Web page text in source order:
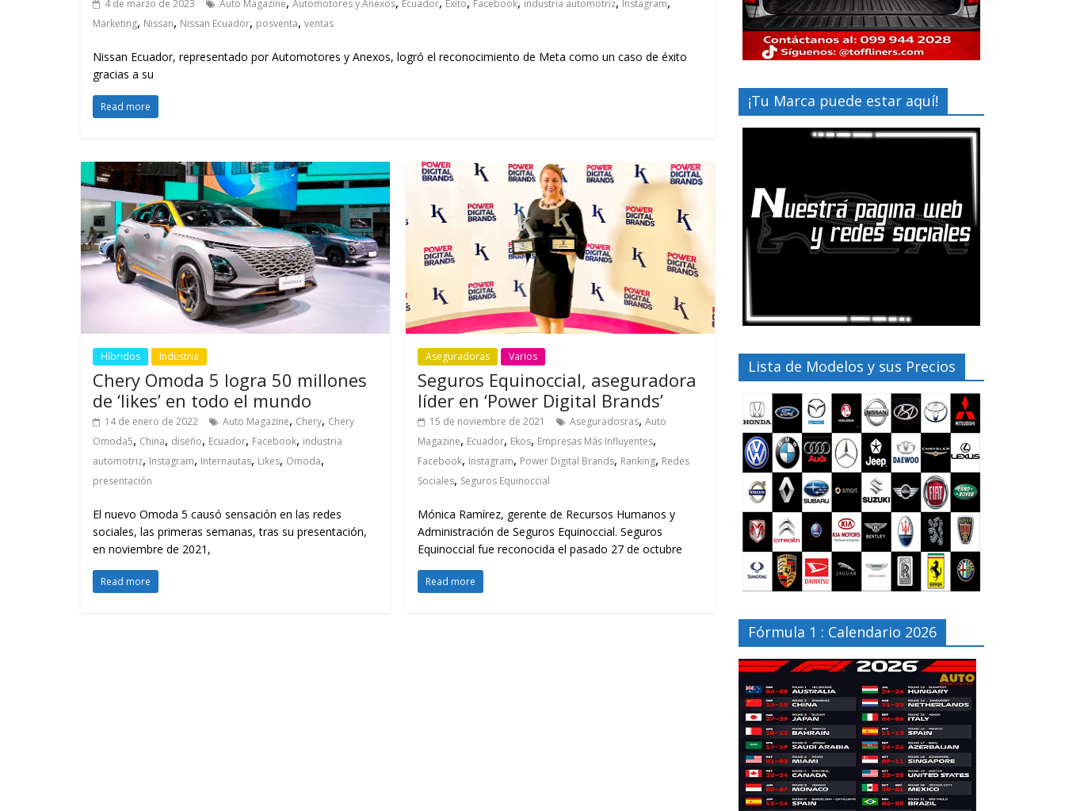
4 de marzo de 2023 Auto Magazine Automotores y Anexos Ecuador Exito Facebook industria automotriz Instagram
Marketing, Nissan, Nissan Ecuador, posventa, ventas
Nissan Ecuador, representado por Automotores y Anexos, logró el reconocimiento de Meta como un caso de éxito
gracias a su
Read more
Híbridos Industria
Chery Omoda 5 logra 50 millones
de ‘likes’ en todo el mundo
14 de enero de 2022 Auto Magazine, Chery, Chery
Omoda5, China, diseño, Ecuador, Facebook, industria
automotriz, Instagram, Internautas, Likes, Omoda,
presentación
El nuevo Omoda 5 causó sensación en las redes
sociales, las primeras semanas, tras su presentación,
en noviembre de 2021,
Read more
Aseguradoras Varios
Seguros Equinoccial, aseguradora
líder en ‘Power Digital Brands’
15 de noviembre de 2021 Aseguradosras,Auto
Magazine, Ecuador, Ekos, Empresas Más Influyentes,
Facebook, Instagram, Power Digital Brands, Ranking, Redes
Sociales, Seguros Equinoccial
Mónica Ramírez, gerente de Recursos Humanos y
Administración de Seguros Equinoccial. Seguros
Equinoccial fue reconocida el pasado 27 de octubre
Read more
¡Tu Marca puede estar aquí!
Lista de Modelos y sus Precios
Fórmula 1 : Calendario 2026